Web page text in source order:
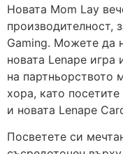
Новата Mom Lay
производителност,
Gaming. Можете да
новата Lenape игра
на партньорството
хора, като
и новата Lenape
Посветете си